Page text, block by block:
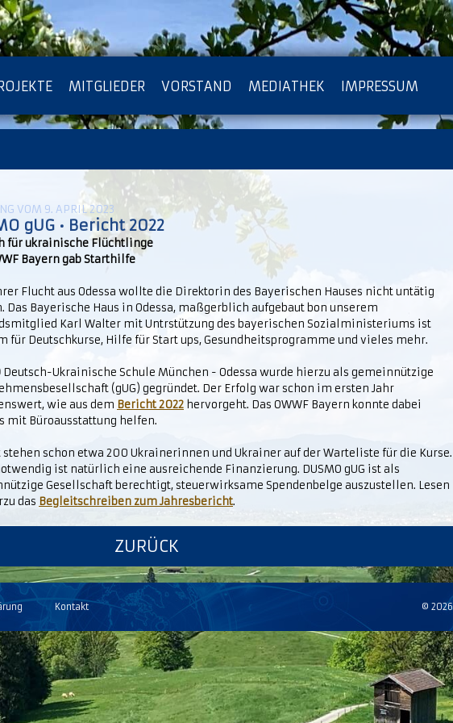
MITGLIEDER VORSTAND MEDIATHEK IMPRESSUM
VOM 9. APRIL 2023
gUG • Bericht 2022
für ukrainische Flüchtlinge
Bayern gab Starthilfe
Flucht aus Odessa wollte die Direktorin des Bayerischen Hauses nicht untätig
Das Bayerische Haus in Odessa, maßgerblich aufgebaut bon unserem
Karl Walter mit Untrstützung des bayerischen Sozialministeriums ist
für Deutschkurse, Hilfe für Start ups, Gesundheitsprogramme und vieles mehr.
Deutsch-Ukrainische Schule München - Odessa wurde hierzu als gemeinnützige
(gUG) gegründet. Der Erfolg war schon im ersten Jahr
wie aus dem Bericht 2022 hervorgeht. Das OWWF Bayern konnte dabei
mit Büroausstattung helfen.
stehen schon etwa 200 Ukrainerinnen und Ukrainer auf der Warteliste für die Kurse.
ist natürlich eine ausreichende Finanzierung. DUSMO gUG ist als
Gesellschaft berechtigt, steuerwirksame Spendenbelge auszustellen. Lesen
das Begleitschreiben zum Jahresbericht.
ZURÜCK
Kontakt © 2026